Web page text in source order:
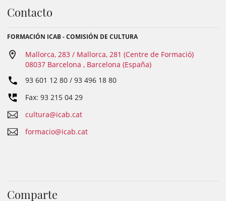
Contacto
FORMACIÓN ICAB - COMISIÓN DE CULTURA
Mallorca, 283 / Mallorca, 281 (Centre de Formació)
08037 Barcelona , Barcelona (España)
93 601 12 80 / 93 496 18 80
Fax: 93 215 04 29
cultura@icab.cat
formacio@icab.cat
Comparte